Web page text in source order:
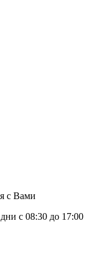
с Вами
с 08:30 до 17:00